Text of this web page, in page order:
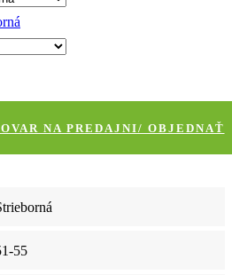
NA PREDAJNI/ OBJEDNAŤ
55